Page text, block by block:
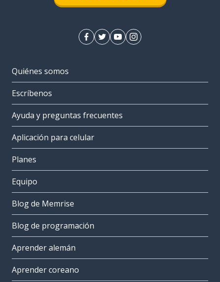
Quiénes somos
Escríbenos
Ayuda y preguntas frecuentes
Aplicación para celular
Planes
Equipo
Blog de Memrise
Blog de programación
Aprender alemán
Aprender coreano